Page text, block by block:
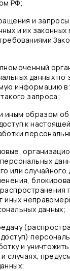
РФ;
и запросы
и их законных
данных по
информацию в
запроса;
иным образом
к
или случайного
иных
данных;
и
случаях,